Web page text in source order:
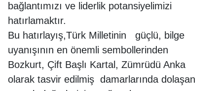
bağlantımızı ve liderlik potansiyelimizi
hatırlamaktır.
Bu hatırlayış,Türk Milletinin güçlü, bilge
uyanışının en önemli sembollerinden
Bozkurt, Çift Başlı Kartal, Zümrüdü Anka
olarak tasvir edilmiş damarlarında dolaşan